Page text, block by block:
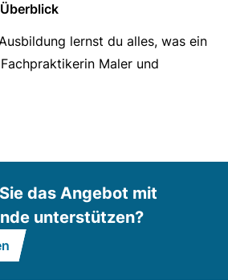
lernst du alles, was ein
Maler und
von Räumen
von Wänden, Heizkörpern,
Tapezieren
wie Teppichböden oder
das Angebot mit
unterstützen?